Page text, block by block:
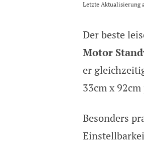
Letzte Aktualisierung
Der beste
Motor
er
33cm x
Besonders